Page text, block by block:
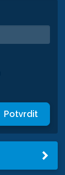
Potvrdit